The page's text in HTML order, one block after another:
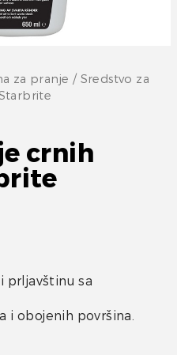
za pranje / Sredstvo za
crnih
prljavštinu sa
i obojenih površina.